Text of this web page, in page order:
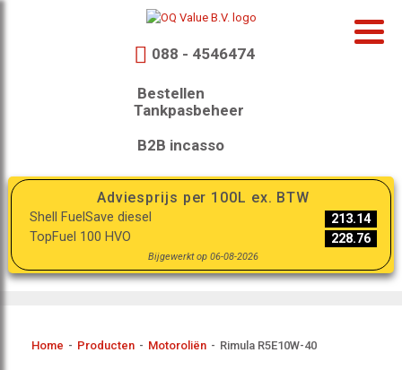
088 - 4546474
Bestellen
Tankpasbeheer
B2B incasso
Adviesprijs per 100L ex. BTW
Shell FuelSave diesel
213.14
TopFuel 100 HVO
228.76
Bijgewerkt op 06-08-2026
Home - Producten - Motoroliën - Rimula R5E10W-40